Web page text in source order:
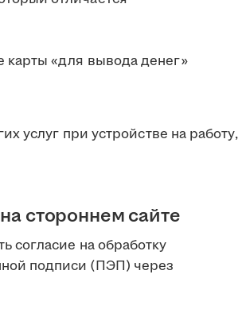
карты «для вывода денег»
услуг при устройстве на работу,
стороннем сайте
согласие на обработку
подписи (ПЭП) через